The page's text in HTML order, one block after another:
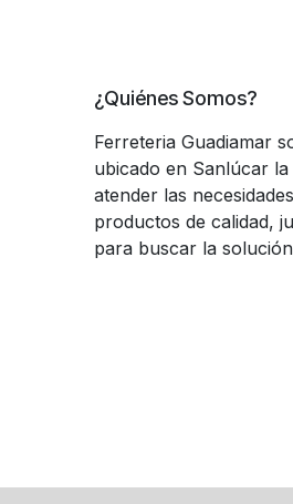
¿Quiénes Somos?
Ferreteria Guadiamar
ubicado en Sanlúcar
atender las
productos de calidad,
para buscar la